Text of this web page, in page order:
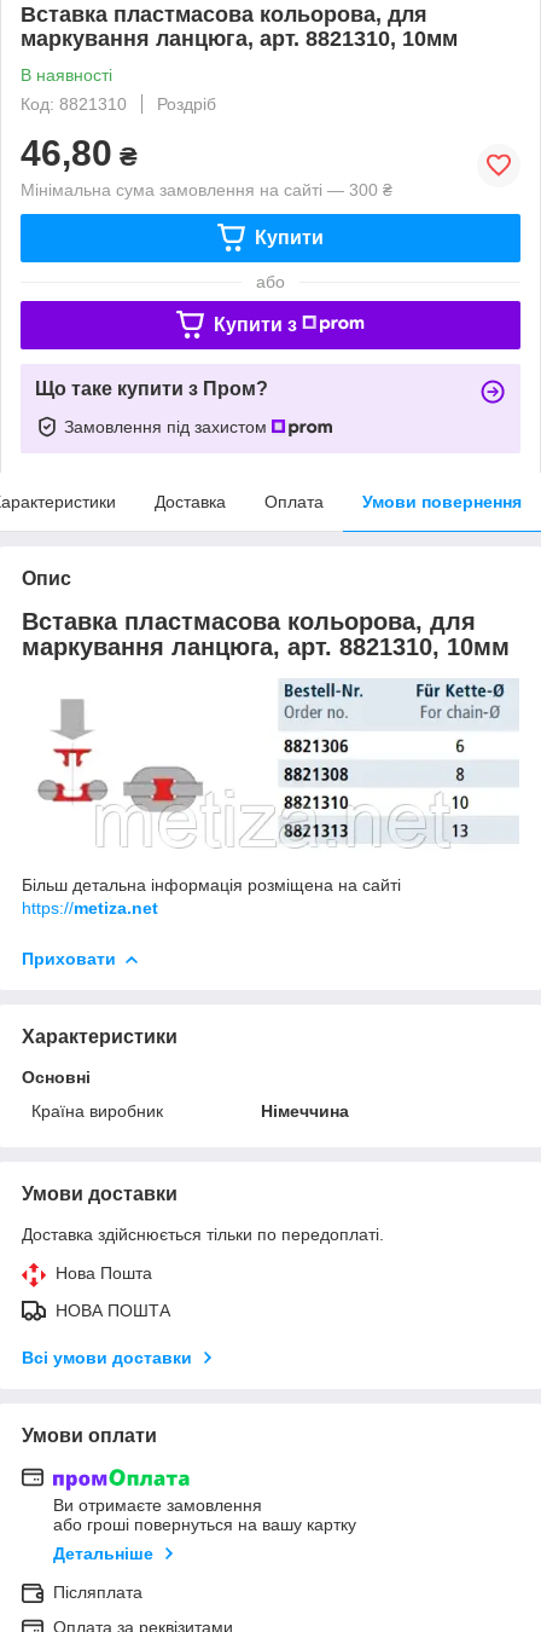
Вставка пластмасова кольорова, для
маркування ланцюга, арт. 8821310, 10мм
В наявності
Код: 8821310
Роздріб
46,80 ₴
Мінімальна сума замовлення на сайті — 300 ₴
Купити
або
Купити з
Що таке купити з Пром?
Замовлення під захистом
Доставка Оплата Умови повернення
Опис
Вставка пластмасова кольорова, для
маркування ланцюга, арт. 8821310, 10мм
Більш детальна інформація розміщена на сайті
https://metiza.net
Приховати
Характеристики
Основні
Країна виробник
Німеччина
Умови доставки
Доставка здійснюється тільки по передоплаті.
Нова Пошта
НОВА ПОШТА
Всі умови доставки
Умови оплати
Ви отримаєте замовлення
або гроші повернуться на вашу картку
Детальніше
Післяплата
Оплата за реквізитами